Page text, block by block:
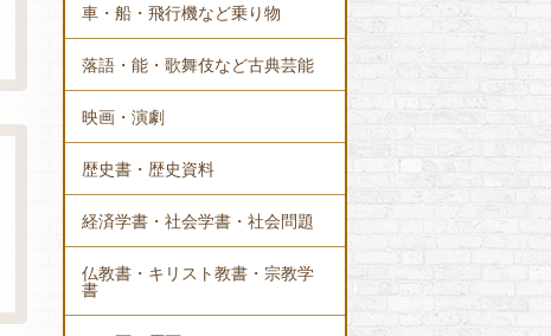
車・船・飛行機など乗り物
落語・能・歌舞伎など古典芸能
映画・演劇
歴史書・歴史資料
経済学書・社会学書・社会問題
仏教書・キリスト教書・宗教学
書